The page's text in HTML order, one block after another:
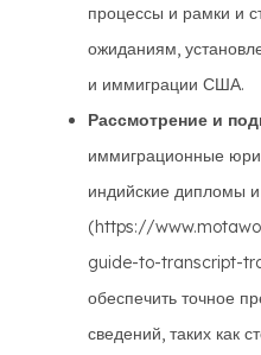
процессы и рамки и
ожиданиям,
и иммиграции США.
Рассмотрение и
иммиграционные
индийские дипломы
(https://
guide-to-transcript-
обеспечить точное
сведений, таких как